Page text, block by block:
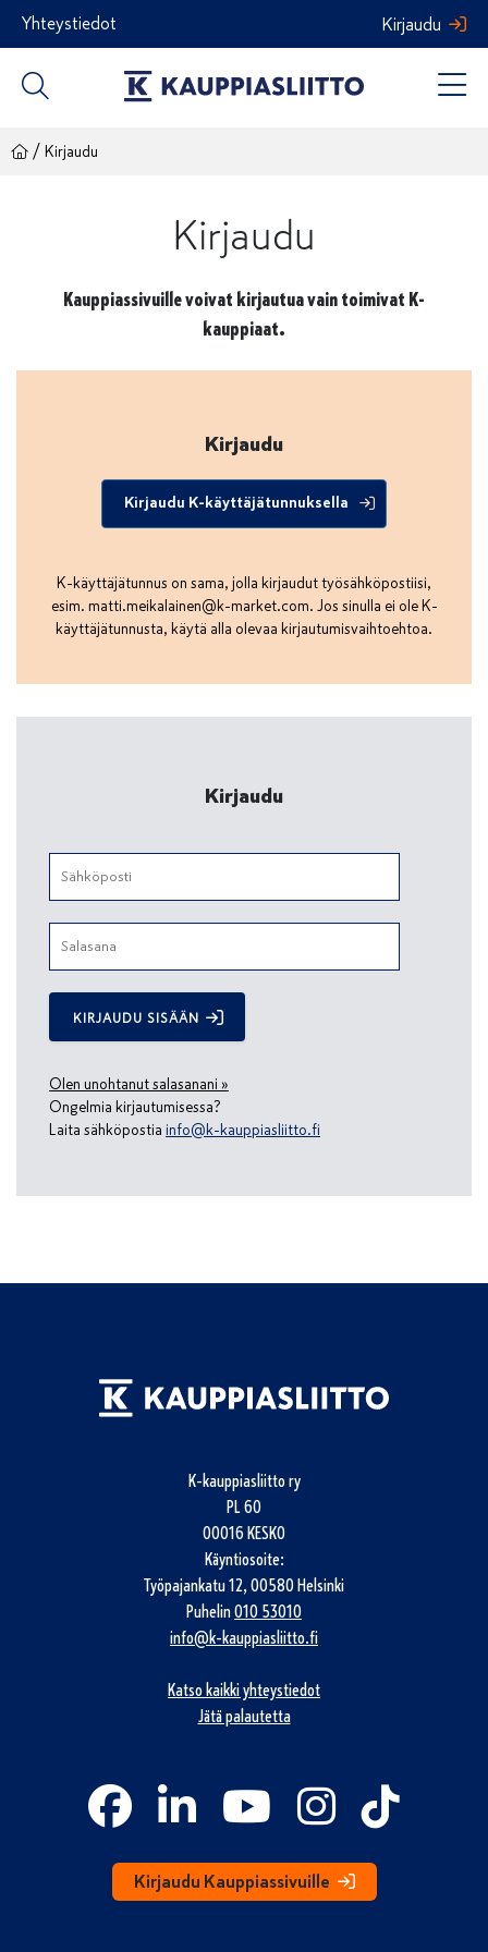
Siirry
sisältöön
Yhteystiedot Kirjaudu
/ Kirjaudu
Kirjaudu
Kauppiassivuille voivat kirjautua vain toimivat K-
kauppiaat.
Kirjaudu
Kirjaudu K-käyttäjätunnuksella
K-käyttäjätunnus on sama, jolla kirjaudut työsähköpostiisi,
esim. matti.meikalainen@k-market.com. Jos sinulla ei ole K-
käyttäjätunnusta, käytä alla olevaa kirjautumisvaihtoehtoa.
Kirjaudu
KIRJAUDU SISÄÄN
Olen unohtanut salasanani »
Ongelmia kirjautumisessa?
Laita sähköpostia info@k-kauppiasliitto.fi
K-kauppiasliitto ry
PL 60
00016 KESKO
Käyntiosoite:
Työpajankatu 12, 00580 Helsinki
Puhelin010 53010
info@k-kauppiasliitto.fi
Katso kaikki yhteystiedot
Jätä palautetta
Kirjaudu Kauppiassivuille